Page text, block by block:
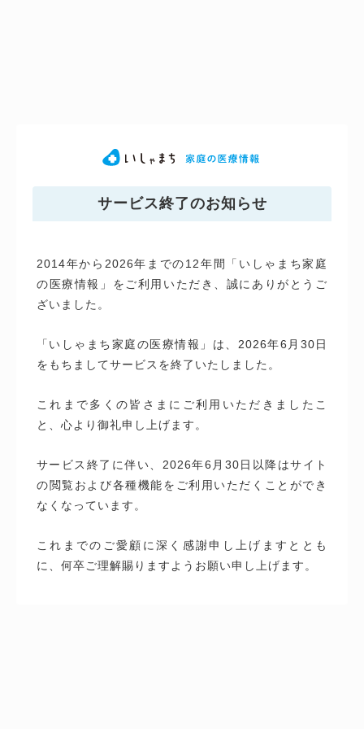
サービス終了のお知らせ
2014年から2026年までの12年間「いしゃまち家庭
の医療情報」をご利用いただき、誠にありがとうご
ざいました。
「いしゃまち家庭の医療情報」は、2026年6月30日
をもちましてサービスを終了いたしました。
これまで多くの皆さまにご利用いただきましたこ
と、心より御礼申し上げます。
サービス終了に伴い、2026年6月30日以降はサイト
の閲覧および各種機能をご利用いただくことができ
なくなっています。
これまでのご愛顧に深く感謝申し上げますととも
に、何卒ご理解賜りますようお願い申し上げます。